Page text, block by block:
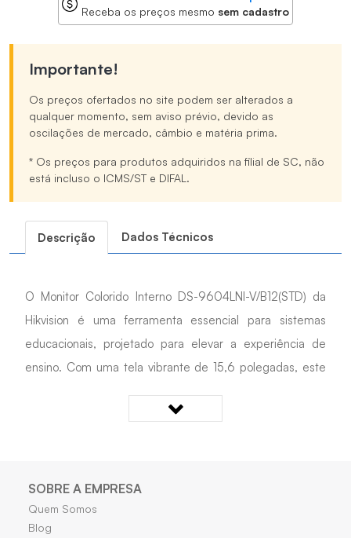
Receba os preços mesmo sem cadastro
Importante!
Os preços ofertados no site podem ser alterados a
qualquer momento, sem aviso prévio, devido as
oscilações de mercado, câmbio e matéria prima.
* Os preços para produtos adquiridos na filial de SC, não
está incluso o ICMS/ST e DIFAL.
Descrição Dados Técnicos
O Monitor Colorido Interno DS-9604LNI-V/B12(STD) da
Hikvision é uma ferramenta essencial para sistemas
educacionais, projetado para elevar a experiência de
ensino. Com uma tela vibrante de 15,6 polegadas, este
interação e o controle em tempo real.
imagem em imagem e modo multi-tela - proporciona
flexibilidade no gerenciamento das fontes visuais. O
controle automático de visualização ao vivo permite a
SOBRE A EMPRESA
Quem Somos
Blog